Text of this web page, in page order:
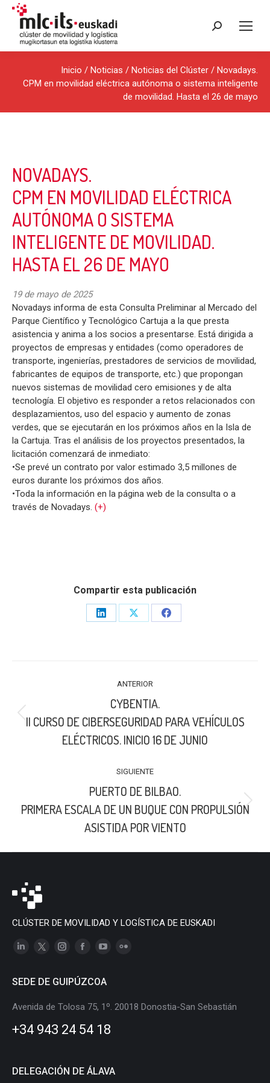
Buscar:
Inicio / Noticias / Noticias del Clúster / Novadays.
CPM en movilidad eléctrica autónoma o sistema inteligente
de movilidad. Hasta el 26 de mayo
NOVADAYS.
CPM EN MOVILIDAD ELÉCTRICA
AUTÓNOMA O SISTEMA
INTELIGENTE DE MOVILIDAD.
HASTA EL 26 DE MAYO
19 de mayo de 2025
Novadays informa de esta Consulta Preliminar al Mercado del
Parque Científico y Tecnológico Cartuja a la que presta
asistencia y anima a los socios a presentarse. Está dirigida a
proyectos de empresas y entidades (como operadores de
transporte, ingenierías, prestadores de servicios de movilidad,
fabricantes de equipos de transporte, etc.) que propongan
nuevos sistemas de movilidad cero emisiones y de alta
tecnología. El objetivo es responder a retos relacionados con
desplazamientos, uso del espacio y aumento de zonas
verdes, que se ejecutarán en los próximos años en la Isla de
la Cartuja. Tras el análisis de los proyectos presentados, la
licitación comenzará de inmediato:
•Se prevé un contrato por valor estimado 3,5 millones de
euros durante los próximos dos años.
•Toda la información en la página web de la consulta o a
través de Novadays. (+)
Compartir esta publicación
Share
Share
Share
PUBLICACIONES
ANTERIOR
Publicación
CYBENTIA.
II CURSO DE CIBERSEGURIDAD PARA VEHÍCULOS
ELÉCTRICOS. INICIO 16 DE JUNIO
SIGUIENTE
Publicación
PUERTO DE BILBAO.
PRIMERA ESCALA DE UN BUQUE CON PROPULSIÓN
ASISTIDA POR VIENTO
CLÚSTER DE MOVILIDAD Y LOGÍSTICA DE EUSKADI
Linkedin
opens
window
X
opens
window
Instagram
opens
in
window
opens
in
window
opens
in
window
in
SEDE DE GUIPÚZCOA
Avenida de Tolosa 75, 1º. 20018 Donostia-San Sebastián
+34 943 24 54 18
DELEGACIÓN DE ÁLAVA